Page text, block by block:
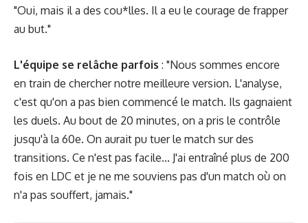
"Oui, mais il a des cou*lles. Il a eu le courage de frapper
au but."
L'équipe se relâche parfois : "Nous sommes encore
en train de chercher notre meilleure version. L'analyse,
c'est qu'on a pas bien commencé le match. Ils gagnaient
les duels. Au bout de 20 minutes, on a pris le contrôle
jusqu'à la 60e. On aurait pu tuer le match sur des
transitions. Ce n'est pas facile... J'ai entraîné plus de 200
fois en LDC et je ne me souviens pas d'un match où on
n'a pas souffert, jamais."